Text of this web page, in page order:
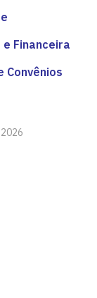
Financeira
Convênios